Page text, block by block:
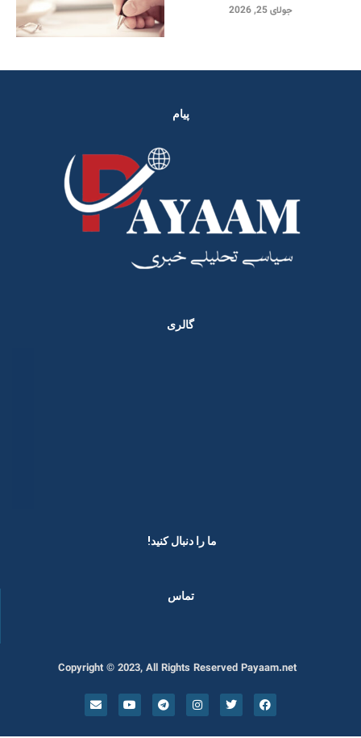
جولای 25, 2026
پیام
گالری
ما را دنبال کنید! ​
تماس
Copyright © 2023, All Rights Reserved Payaam.net